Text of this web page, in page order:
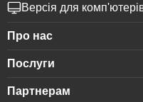
Версія для
Про нас
Про компанію
Конфіденційність
Послуги
Для бізнес-клієнтів
Партнерам